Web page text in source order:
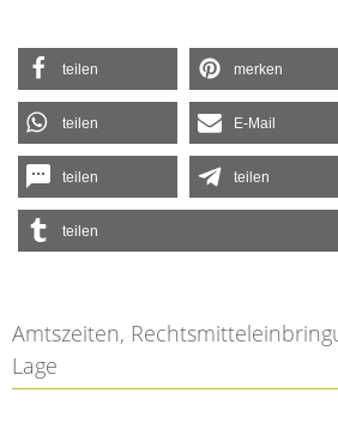
teilen merken
teilen E-Mail
teilen teilen
teilen
Amtszeiten,
Lage